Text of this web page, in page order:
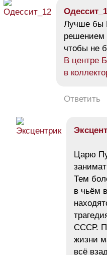
Лучше бы
решением
чтобы не
В центре
в
Ответить
Царю
Тем
в чьём
СССР.
жизни
всё